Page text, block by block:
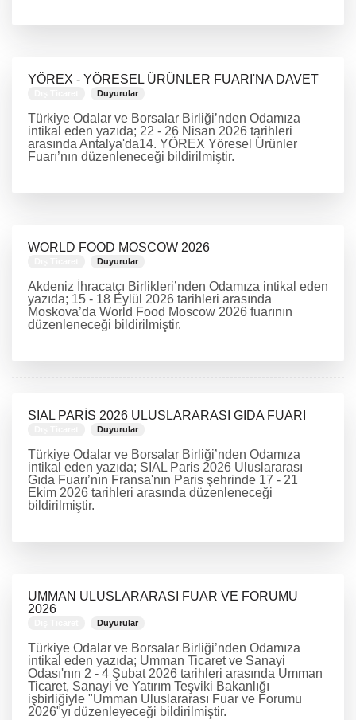
YÖREX - YÖRESEL ÜRÜNLER FUARI'NA DAVET
Duyurular
Türkiye Odalar ve Borsalar Birliği’nden Odamıza
intikal eden yazıda; 22 - 26 Nisan 2026 tarihleri
arasında Antalya'da14. YÖREX Yöresel Ürünler
Fuarı’nın düzenleneceği bildirilmiştir.
WORLD FOOD MOSCOW 2026
Duyurular
Akdeniz İhracatçı Birlikleri’nden Odamıza intikal eden
yazıda; 15 - 18 Eylül 2026 tarihleri arasında
Moskova’da World Food Moscow 2026 fuarının
düzenleneceği bildirilmiştir.
SIAL PARİS 2026 ULUSLARARASI GIDA FUARI
Duyurular
Türkiye Odalar ve Borsalar Birliği’nden Odamıza
intikal eden yazıda; SIAL Paris 2026 Uluslararası
Gıda Fuarı’nın Fransa'nın Paris şehrinde 17 - 21
Ekim 2026 tarihleri arasında düzenleneceği
bildirilmiştir.
UMMAN ULUSLARARASI FUAR VE FORUMU
2026
Duyurular
Türkiye Odalar ve Borsalar Birliği’nden Odamıza
intikal eden yazıda; Umman Ticaret ve Sanayi
Odası'nın 2 - 4 Şubat 2026 tarihleri arasında Umman
Ticaret, Sanayi ve Yatırım Teşviki Bakanlığı
işbirliğiyle "Umman Uluslararası Fuar ve Forumu
2026"yı düzenleyeceği bildirilmiştir.